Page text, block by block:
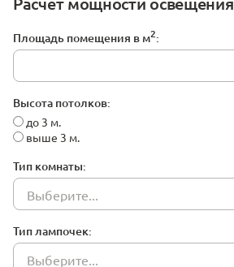
Площадь помещения в м2:
Высота потолков:
до 3 м.
выше 3 м.
Тип комнаты:
Тип лампочек: